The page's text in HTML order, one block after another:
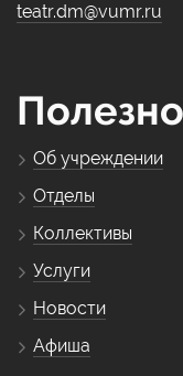
teatr.dm@vumr.ru
Об учреждении
Отделы
Коллективы
Услуги
Новости
Афиша